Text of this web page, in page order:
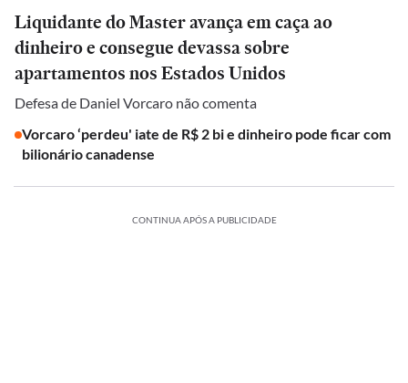
Liquidante do Master avança em caça ao
dinheiro e consegue devassa sobre
apartamentos nos Estados Unidos
Defesa de Daniel Vorcaro não comenta
Vorcaro ‘perdeu' iate de R$ 2 bi e dinheiro pode ficar com
bilionário canadense
CONTINUA APÓS A PUBLICIDADE